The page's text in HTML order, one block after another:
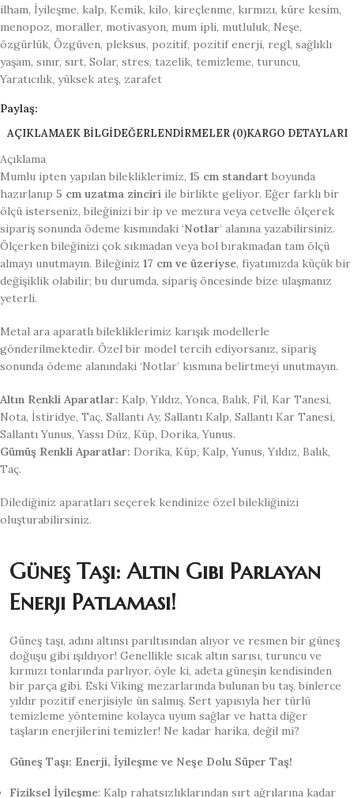
ilham, İyileşme, kalp, Kemik, kilo, kireçlenme, kırmızı, küre kesim,
menopoz, moraller, motivasyon, mum ipli, mutluluk, Neşe,
özgürlük, Özgüven, pleksus, pozitif, pozitif enerji, regl, sağlıklı
yaşam, sınır, sırt, Solar, stres, tazelik, temizleme, turuncu,
Yaratıcılık, yüksek ateş, zarafet
Paylaş:
AÇIKLAMAEK BILGIDEĞERLENDIRMELER (0)KARGO DETAYLARI
Açıklama
Mumlu ipten yapılan bilekliklerimiz, 15 cm standart boyunda
hazırlanıp 5 cm uzatma zinciri ile birlikte geliyor. Eğer farklı bir
ölçü isterseniz, bileğinizi bir ip ve mezura veya cetvelle ölçerek
sipariş sonunda ödeme kısmındaki ‘Notlar‘ alanına yazabilirsiniz.
Ölçerken bileğinizi çok sıkmadan veya bol bırakmadan tam ölçü
almayı unutmayın. Bileğiniz 17 cm ve üzeriyse, fiyatımızda küçük bir
değişiklik olabilir; bu durumda, sipariş öncesinde bize ulaşmanız
yeterli.
Metal ara aparatlı bilekliklerimiz karışık modellerle
gönderilmektedir. Özel bir model tercih ediyorsanız, sipariş
sonunda ödeme alanındaki ‘Notlar’ kısmına belirtmeyi unutmayın.
Altın Renkli Aparatlar: Kalp, Yıldız, Yonca, Balık, Fil, Kar Tanesi,
Nota, İstiridye, Taç, Sallantı Ay, Sallantı Kalp, Sallantı Kar Tanesi,
Sallantı Yunus, Yassı Düz, Küp, Dorika, Yunus.
Gümüş Renkli Aparatlar: Dorika, Küp, Kalp, Yunus, Yıldız, Balık,
Taç.
Dilediğiniz aparatları seçerek kendinize özel bilekliğinizi
oluşturabilirsiniz.
Güneş Taşı: Altın Gibi Parlayan
Enerji Patlaması!
Güneş taşı, adını altınsı parıltısından alıyor ve resmen bir güneş
doğuşu gibi ışıldıyor! Genellikle sıcak altın sarısı, turuncu ve
kırmızı tonlarında parlıyor, öyle ki, adeta güneşin kendisinden
bir parça gibi. Eski Viking mezarlarında bulunan bu taş, binlerce
yıldır pozitif enerjisiyle ün salmış. Sert yapısıyla her türlü
temizleme yöntemine kolayca uyum sağlar ve hatta diğer
taşların enerjilerini temizler! Ne kadar harika, değil mi?
Güneş Taşı: Enerji, İyileşme ve Neşe Dolu Süper Taş!
Fiziksel İyileşme: Kalp rahatsızlıklarından sırt ağrılarına kadar